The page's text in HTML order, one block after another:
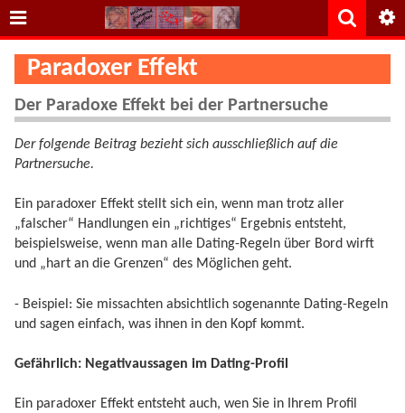
Paradoxer Effekt
Der Paradoxe Effekt bei der Partnersuche
Der folgende Beitrag bezieht sich ausschließlich auf die
Partnersuche.
Ein paradoxer Effekt stellt sich ein, wenn man trotz aller
„falscher“ Handlungen ein „richtiges“ Ergebnis entsteht,
beispielsweise, wenn man alle Dating-Regeln über Bord wirft
und „hart an die Grenzen“ des Möglichen geht.
- Beispiel: Sie missachten absichtlich sogenannte Dating-Regeln
und sagen einfach, was ihnen in den Kopf kommt.
Gefährlich: Negativaussagen im Dating-Profil
Ein paradoxer Effekt entsteht auch, wen Sie in Ihrem Profil